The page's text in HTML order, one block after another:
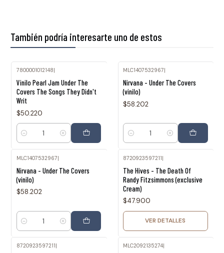
También podría interesarte uno de estos
7800001012148|
Vinilo Pearl Jam Under The
Covers The Songs They Didn't
Writ
$50.220
Cantidad
MLC1407532967|
Nirvana - Under The Covers
(vinilo)
$58.202
Cantidad
MLC1407532967|
Nirvana - Under The Covers
(vinilo)
$58.202
Cantidad
8720923597211|
The Hives - The Death Of
Randy Fitzsimmons (exclusive
Cream)
$47.900
VER DETALLES
8720923597211 MLC2092135274